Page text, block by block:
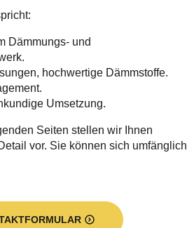
Dämmungs- und
hochwertige Dämmstoffe.
Umsetzung.
Seiten stellen wir Ihnen
vor. Sie können sich umfänglich